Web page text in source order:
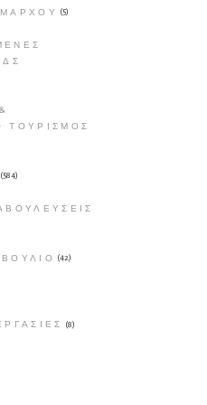
(5)
ΤΟΥΡΙΣΜΌΣ
(584)
(42)
(8)